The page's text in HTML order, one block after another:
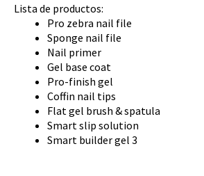
Lista de productos:
Pro zebra nail file
Sponge nail file
Nail primer
Gel base coat
Pro-finish gel
Coffin nail tips
Flat gel brush & spatula
Smart slip solution
Smart builder gel 3